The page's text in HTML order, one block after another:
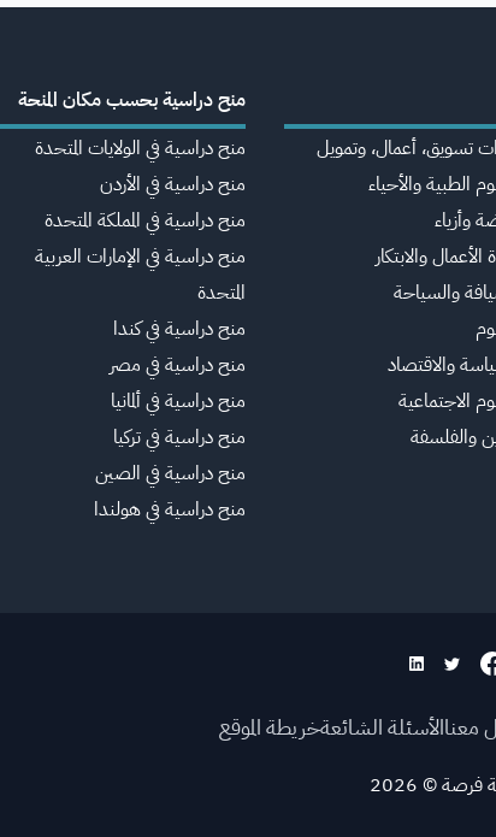
تسويق، أعمال، وتمويل
الطبية والأحياء
وأزياء
الأعمال والابتكار
والسياحة
والاقتصاد
الاجتماعية
والفلسفة
منح دراسية بحسب مكان المنحة
منح دراسية في الولايات المتحدة
منح دراسية في الأردن
منح دراسية في المملكة المتحدة
منح دراسية في الإمارات العربية
المتحدة
منح دراسية في كندا
منح دراسية في مصر
منح دراسية في ألمانيا
منح دراسية في تركيا
منح دراسية في الصين
منح دراسية في هولندا
معناالأسئلة الشائعةخريطة الموقع
فرصة©
2026